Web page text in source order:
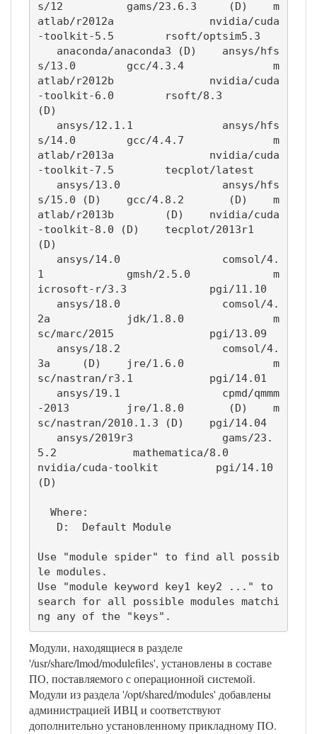
s/12          gams/23.6.3     (D)    m
atlab/r2012a               nvidia/cuda
-toolkit-5.5        rsoft/optsim5.3
s/13.0        gcc/4.3.4              m
atlab/r2012b               nvidia/cuda
-toolkit-6.0        rsoft/8.3
(D)
s/14.0        gcc/4.4.7              m
atlab/r2013a               nvidia/cuda
-toolkit-7.5        tecplot/latest
s/15.0 (D)    gcc/4.8.2       (D)    m
atlab/r2013b        (D)    nvidia/cuda
-toolkit-8.0 (D)    tecplot/2013r1
(D)
1             gmsh/2.5.0             m
icrosoft-r/3.3             pgi/11.10
2a            jdk/1.8.0              m
sc/marc/2015               pgi/13.09
3a     (D)    jre/1.6.0              m
sc/nastran/r3.1            pgi/14.01
-2013         jre/1.8.0       (D)    m
sc/nastran/2010.1.3 (D)    pgi/14.04
5.2            mathematica/8.0
nvidia/cuda-toolkit         pgi/14.10
(D)
Use "module spider" to find all possib
le modules.
Use "module keyword key1 key2 ..." to
search for all possible modules matchi
ng any of the "keys".
Модули, находящиеся в разделе
'/usr/share/lmod/modulefiles', установлены в составе
ПО, поставляемого с операционной системой.
Модули из раздела '/opt/shared/modules' добавлены
администрацией ИВЦ и соответствуют
дополнительно установленному прикладному ПО.